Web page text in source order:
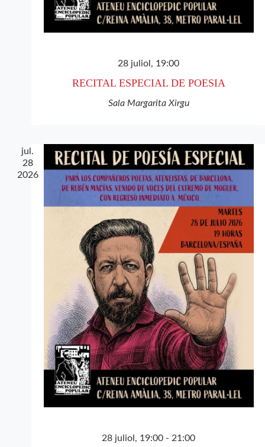
28 juliol, 19:00
RECITAL ESPECIAL DE POESIA
Sala Margarita Xirgu
jul.
28
2026
28 juliol, 19:00 - 21:00